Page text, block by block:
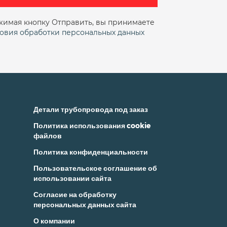
стальной Стальной
кнопку Отправить, вы принимаете
обработки персональных данных
Детали трубопровода под заказ
Политика использования cookie
файлов
Политика конфиденциальности
Пользовательское соглашение об
использовании сайта
Согласие на обработку
персональных данных сайта
О компании